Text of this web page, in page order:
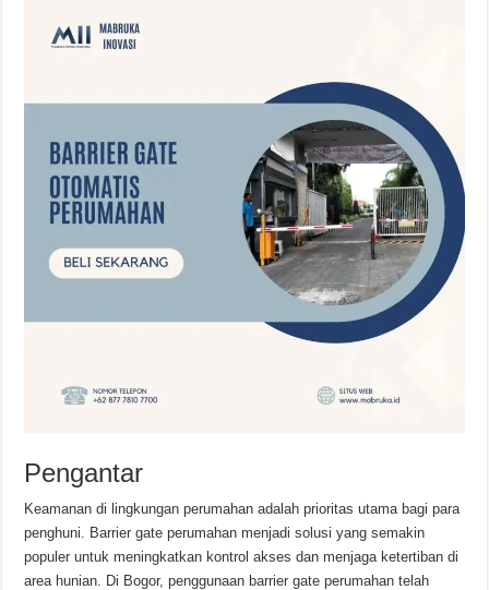
Pengantar
Keamanan di lingkungan perumahan adalah prioritas utama bagi para
penghuni. Barrier gate perumahan menjadi solusi yang semakin
populer untuk meningkatkan kontrol akses dan menjaga ketertiban di
area hunian. Di Bogor, penggunaan barrier gate perumahan telah